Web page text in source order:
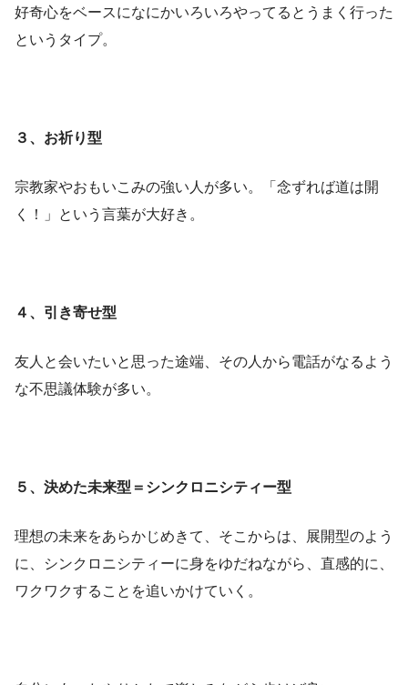
好奇心をベースになにかいろいろやってるとうまく行った
というタイプ。
３、お祈り型
宗教家やおもいこみの強い人が多い。「念ずれば道は開
く！」という言葉が大好き。
４、引き寄せ型
友人と会いたいと思った途端、その人から電話がなるよう
な不思議体験が多い。
５、決めた未来型＝シンクロニシティー型
理想の未来をあらかじめきて、そこからは、展開型のよう
に、シンクロニシティーに身をゆだねながら、直感的に、
ワクワクすることを追いかけていく。